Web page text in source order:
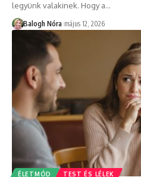
legyünk valakinek. Hogy a…
Balogh Nóra május 12, 2026
ÉLETMÓD TEST ÉS LÉLEK